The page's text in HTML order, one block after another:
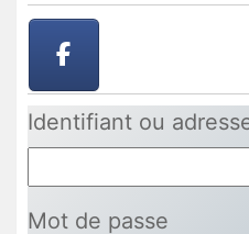
Identifiant ou
Mot de passe